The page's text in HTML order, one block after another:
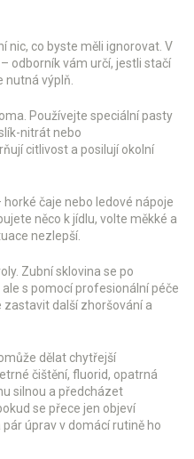
nic, co byste měli ignorovat. V
odborník vám určí, jestli stačí
výplň.
Používejte speciální pasty
nitrát nebo
citlivost a posilují okolní
čaje nebo ledové nápoje
něco k jídlu, volte měkké a
nezlepší.
Zubní sklovina se po
s pomocí profesionální péče
další zhoršování a
dělat chytřejší
čištění, fluorid, opatrná
silnou a předcházet
se přece jen objeví
úprav v domácí rutině ho